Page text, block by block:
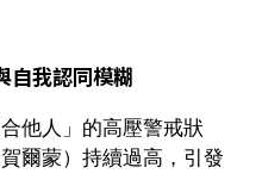
自我認同模糊
他人」的高壓警戒狀
爾蒙）持續過高，引發